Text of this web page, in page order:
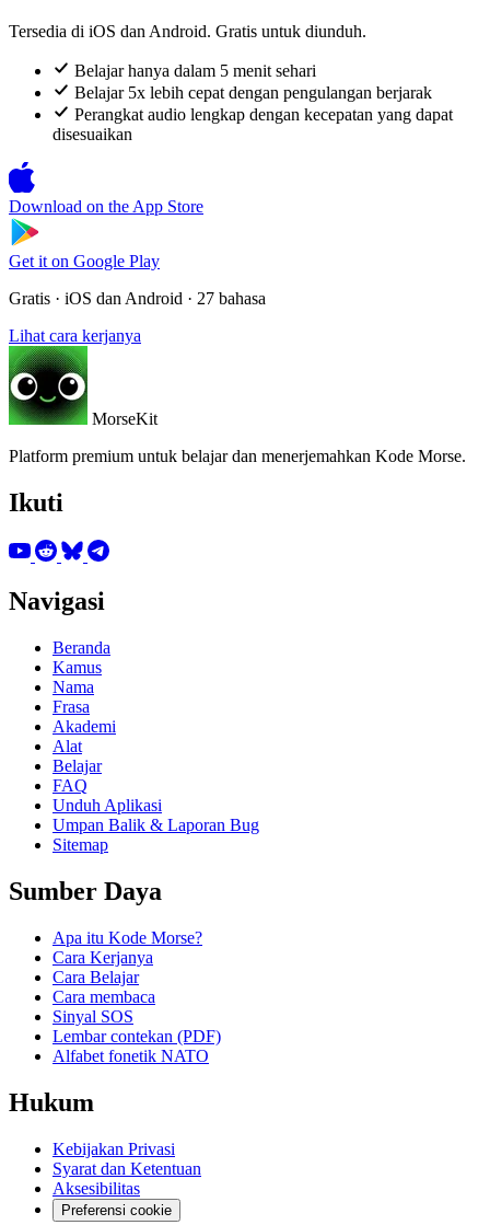
Tersedia di iOS dan Android. Gratis untuk diunduh.
Belajar hanya dalam 5 menit sehari
Belajar 5x lebih cepat dengan pengulangan berjarak
Perangkat audio lengkap dengan kecepatan yang dapat
disesuaikan
Download on the App Store
Get it on Google Play
Gratis · iOS dan Android · 27 bahasa
Lihat cara kerjanya
MorseKit
Platform premium untuk belajar dan menerjemahkan Kode Morse.
Ikuti
Navigasi
Beranda
Kamus
Nama
Frasa
Akademi
Alat
Belajar
FAQ
Unduh Aplikasi
Umpan Balik & Laporan Bug
Sitemap
Sumber Daya
Apa itu Kode Morse?
Cara Kerjanya
Cara Belajar
Cara membaca
Sinyal SOS
Lembar contekan (PDF)
Alfabet fonetik NATO
Hukum
Kebijakan Privasi
Syarat dan Ketentuan
Aksesibilitas
Preferensi cookie